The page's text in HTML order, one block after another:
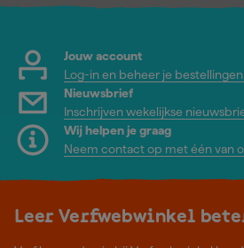
Jouw account
Log-in en beheer je
Nieuwsbrief
Inschrijven wekelijkse
Wij helpen je graag
Neem contact op met één van
Leer Verfwebwinkel